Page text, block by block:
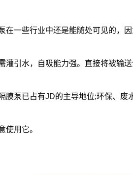
一些行业中还是能随处可见的，因
灌引水，自吸能力强。直接将被输
膜泵已占有JD的主导地位;环保、
使用它。